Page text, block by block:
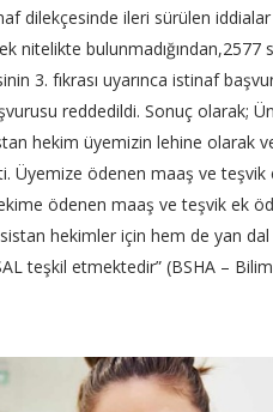
dilekçesinde ileri sürülen
nitelikte bulunmadığından,2577
3. fıkrası uyarınca istinaf
reddedildi. Sonuç olarak;
hekim üyemizin lehine olarak
Üyemize ödenen maaş ve
ödenen maaş ve teşvik ek
hekimler için hem de yan
teşkil etmektedir” (BSHA – Bilim